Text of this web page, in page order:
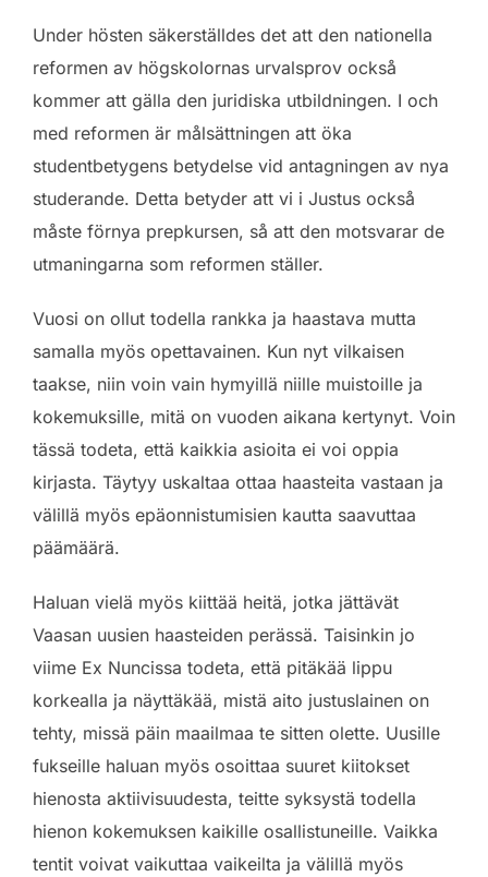
Under hösten säkerställdes det att den nationella
reformen av högskolornas urvalsprov också
kommer att gälla den juridiska utbildningen. I och
med reformen är målsättningen att öka
studentbetygens betydelse vid antagningen av nya
studerande. Detta betyder att vi i Justus också
måste förnya prepkursen, så att den motsvarar de
utmaningarna som reformen ställer.
Vuosi on ollut todella rankka ja haastava mutta
samalla myös opettavainen. Kun nyt vilkaisen
taakse, niin voin vain hymyillä niille muistoille ja
kokemuksille, mitä on vuoden aikana kertynyt. Voin
tässä todeta, että kaikkia asioita ei voi oppia
kirjasta. Täytyy uskaltaa ottaa haasteita vastaan ja
välillä myös epäonnistumisien kautta saavuttaa
päämäärä.
Haluan vielä myös kiittää heitä, jotka jättävät
Vaasan uusien haasteiden perässä. Taisinkin jo
viime Ex Nuncissa todeta, että pitäkää lippu
korkealla ja näyttäkää, mistä aito justuslainen on
tehty, missä päin maailmaa te sitten olette. Uusille
fukseille haluan myös osoittaa suuret kiitokset
hienosta aktiivisuudesta, teitte syksystä todella
hienon kokemuksen kaikille osallistuneille. Vaikka
tentit voivat vaikuttaa vaikeilta ja välillä myös